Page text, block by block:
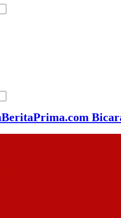
BeritaPrima.com